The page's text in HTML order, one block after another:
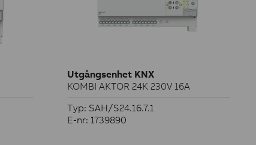
Utgångsenhet KNX
KOMBI AKTOR 24K 230V 16A
Typ: SAH/S24.16.7.1
E-nr: 1739890